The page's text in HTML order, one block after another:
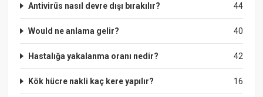
44
Antivirüs nasıl devre dışı bırakılır?
40
Would ne anlama gelir?
42
Hastalığa yakalanma oranı nedir?
16
Kök hücre nakli kaç kere yapılır?